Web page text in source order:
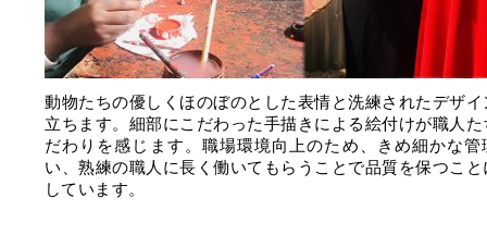
動物たちの優しくほのぼのとした表情と洗練されたデザ
立ちます。細部にこだわった手描きによる絵付けが職人
だわりを感じます。職場環境向上のため、きめ細かな管
い、熟練の職人に長く働いてもらうことで品質を保つこ
しています。